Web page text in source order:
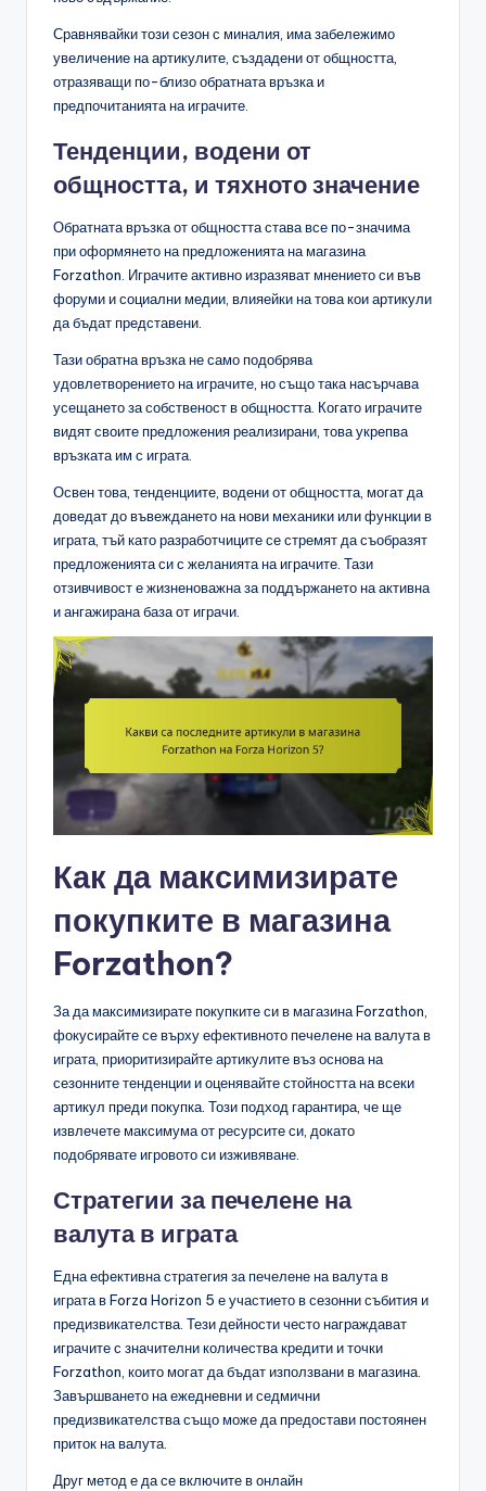
Сравнявайки този сезон с миналия, има забележимо
увеличение на артикулите, създадени от общността,
отразяващи по-близо обратната връзка и
предпочитанията на играчите.
Тенденции, водени от
общността, и тяхното значение
Обратната връзка от общността става все по-значима
при оформянето на предложенията на магазина
Forzathon. Играчите активно изразяват мнението си във
форуми и социални медии, влияейки на това кои артикули
да бъдат представени.
Тази обратна връзка не само подобрява
удовлетворението на играчите, но също така насърчава
усещането за собственост в общността. Когато играчите
видят своите предложения реализирани, това укрепва
връзката им с играта.
Освен това, тенденциите, водени от общността, могат да
доведат до въвеждането на нови механики или функции в
играта, тъй като разработчиците се стремят да съобразят
предложенията си с желанията на играчите. Тази
отзивчивост е жизненоважна за поддържането на активна
и ангажирана база от играчи.
Как да максимизирате
покупките в магазина
Forzathon?
За да максимизирате покупките си в магазина Forzathon,
фокусирайте се върху ефективното печелене на валута в
играта, приоритизирайте артикулите въз основа на
сезонните тенденции и оценявайте стойността на всеки
артикул преди покупка. Този подход гарантира, че ще
извлечете максимума от ресурсите си, докато
подобрявате игровото си изживяване.
Стратегии за печелене на
валута в играта
Една ефективна стратегия за печелене на валута в
играта в Forza Horizon 5 е участието в сезонни събития и
предизвикателства. Тези дейности често награждават
играчите с значителни количества кредити и точки
Forzathon, които могат да бъдат използвани в магазина.
Завършването на ежедневни и седмични
предизвикателства също може да предостави постоянен
приток на валута.
Друг метод е да се включите в онлайн